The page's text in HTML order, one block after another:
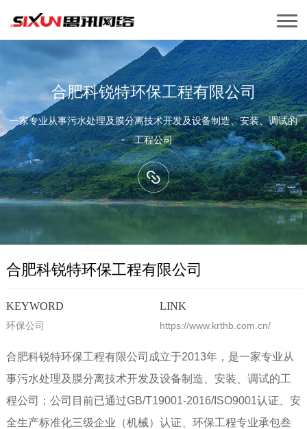
合肥科锐特环保工程有限公司
一家专业从事污水处理及膜分离技术开发及设备制造、安装、调试的
工程公司
合肥科锐特环保工程有限公司
KEYWORD
环保公司
LINK
https://www.krthb.com.cn/
合肥科锐特环保工程有限公司成立于2013年，是一家专业从
事污水处理及膜分离技术开发及设备制造、安装、调试的工
程公司；公司目前已通过GB/T19001-2016/ISO9001认证、安
全生产标准化三级企业（机械）认证、环保工程专业承包叁